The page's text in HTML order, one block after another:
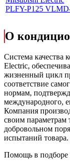
PLFY-P125
О
Cистема качества
Electric,
жизненный цикл
соответствие
нормам,
международного,
Компания
своим параметрам
добровольном
испытаний товара.
Помощь в подборе